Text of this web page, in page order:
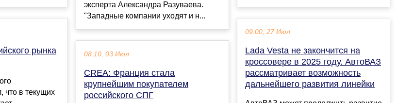
рынка
что в текущих
эксперта Александра Разуваева.
"Западные компании уходят и н...
08:10, 03 Июл
CREA: Франция стала
крупнейшим покупателем
российского СПГ
09:00, 27 Июл
Lada Vesta не закончится на
кроссовере в 2025 году. АвтоВАЗ
рассматривает возможность
дальнейшего развития линейки